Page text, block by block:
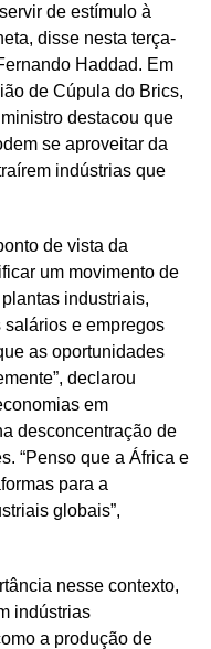
de estímulo à
disse nesta terça-
Haddad. Em
de Cúpula do Brics,
destacou que
se aproveitar da
indústrias que
de vista da
um movimento de
industriais,
e empregos
as oportunidades
declarou
em
desconcentração de
“Penso que a África e
para a
globais”,
nesse contexto,
indústrias
a produção de